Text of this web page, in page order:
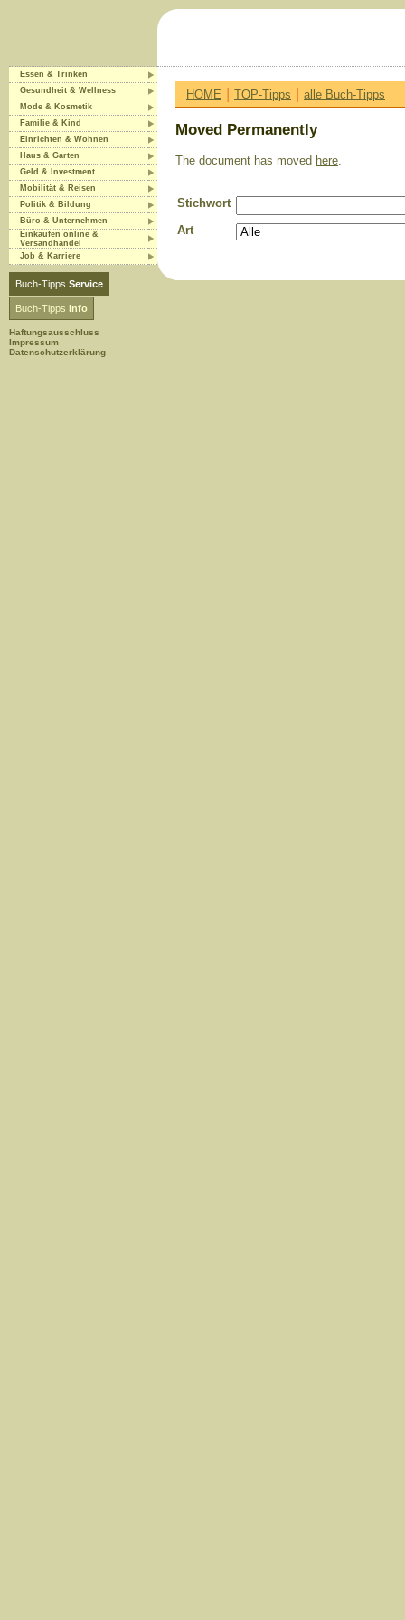
Essen & Trinken
Gesundheit & Wellness
Mode & Kosmetik
Familie & Kind
Einrichten & Wohnen
Haus & Garten
Geld & Investment
Mobilität & Reisen
Politik & Bildung
Büro & Unternehmen
Einkaufen online &
Versandhandel
Job & Karriere
Buch-Tipps Service
Buch-Tipps Info
Haftungsausschluss
Impressum
Datenschutzerklärung
HOME | TOP-Tipps | alle Buch-Tipps
Moved Permanently
The document has moved here.
Stichwort
Art